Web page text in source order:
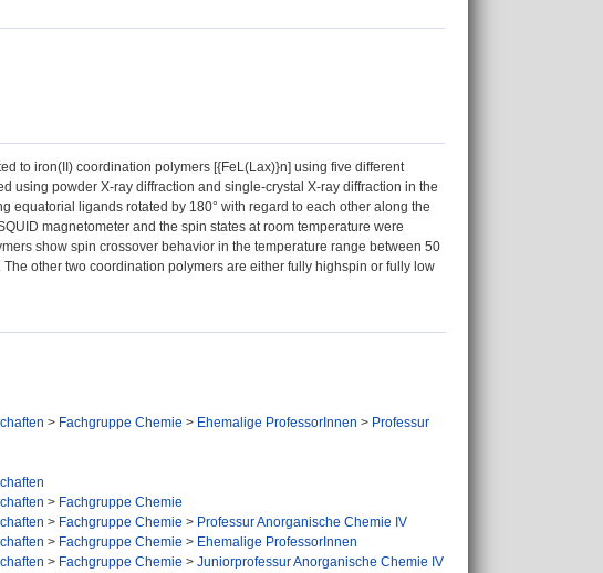
to iron(II) coordination polymers [{FeL(Lax)}n] using five different
powder X‐ray diffraction and single‐crystal X‐ray diffraction in the
equatorial ligands rotated by 180° with regard to each other along the
magnetometer and the spin states at room temperature were
show spin crossover behavior in the temperature range between 50
other two coordination polymers are either fully highspin or fully low
> Fachgruppe Chemie > Ehemalige ProfessorInnen > Professur
> Fachgruppe Chemie
> Fachgruppe Chemie > Professur Anorganische Chemie IV
> Fachgruppe Chemie > Ehemalige ProfessorInnen
> Fachgruppe Chemie > Juniorprofessur Anorganische Chemie IV